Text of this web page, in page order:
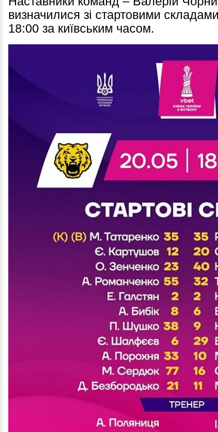
визначилися зі стартовими
18:00 за київським часом.